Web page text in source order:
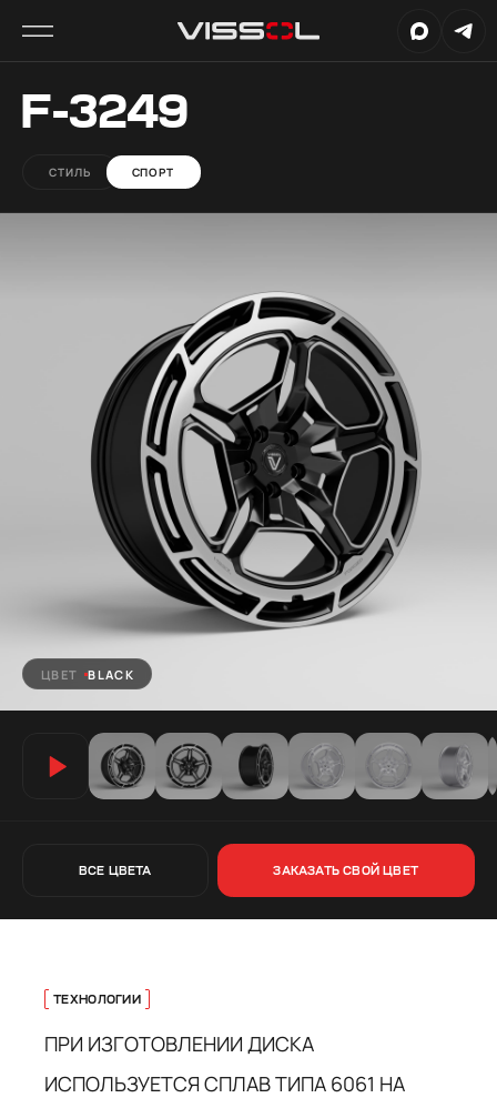
F-3249
СТИЛЬ СПОРТ
ВСЕ ЦВЕТА ЗАКАЗАТЬ СВОЙ ЦВЕТ
ЦВЕТ BLACK
ТЕХНОЛОГИИ
ПРИ ИЗГОТОВЛЕНИИ ДИСКА
ИСПОЛЬЗУЕТСЯ СПЛАВ ТИПА 6061 НА